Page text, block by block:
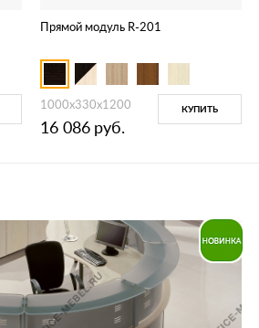
Прямой модуль R-201
1000х330х1200
16 086 руб.
КУПИТЬ